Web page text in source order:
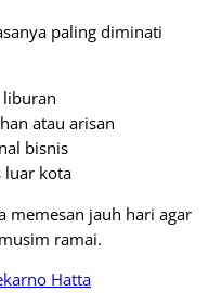
paling diminati
atau arisan
bisnis
luar kota
memesan jauh hari agar
ramai.
Hatta